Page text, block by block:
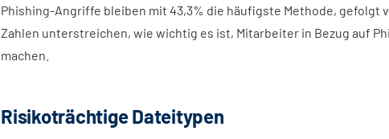
Phishing-Angriffe bleiben mit 43,3% die häufigste Methode, gefolgt
Zahlen unterstreichen, wie wichtig es ist, Mitarbeiter in Bezug auf
machen.
Risikoträchtige Dateitypen